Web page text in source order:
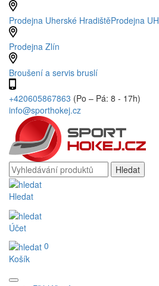
Prodejna Uherské HradištěProdejna UH
Prodejna Zlín
Broušení a servis bruslí
+420605867863 (Po – Pá: 8 - 17h)
info@sporthokej.cz
Hledat
Účet
0
Košík